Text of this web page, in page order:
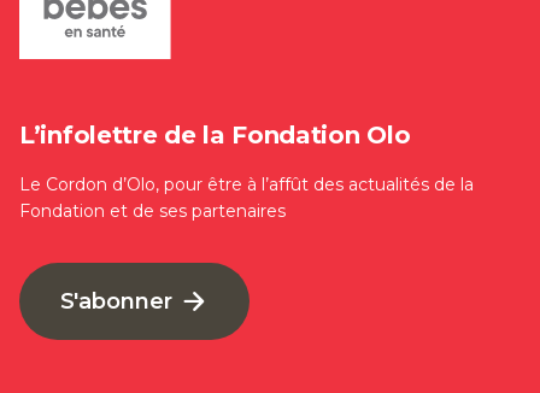
L’infolettre de la Fondation Olo
Le Cordon d’Olo, pour être à l’affût des actualités de la
Fondation et de ses partenaires
S'abonner